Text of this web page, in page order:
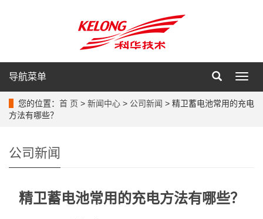
导
菜
导航菜单
您的位置： 首 页 > 新闻中心 > 公司新闻 > 精卫蓄电池常用的充电
方法有哪些？
公司新闻
精卫蓄电池常用的充电方法有哪些？